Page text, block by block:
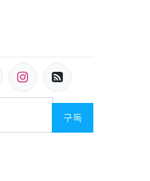
구독